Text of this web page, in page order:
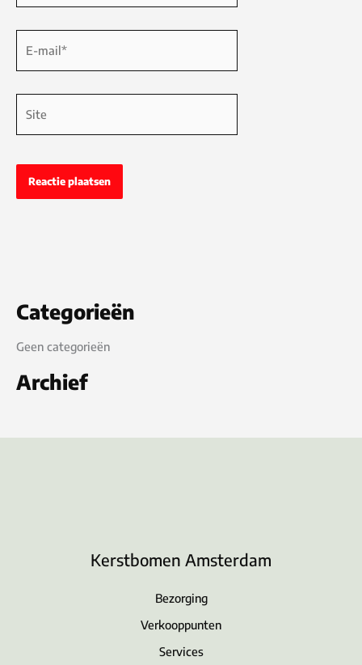
Categorieën
Geen categorieën
Archief
Kerstbomen Amsterdam
Bezorging
Verkooppunten
Services